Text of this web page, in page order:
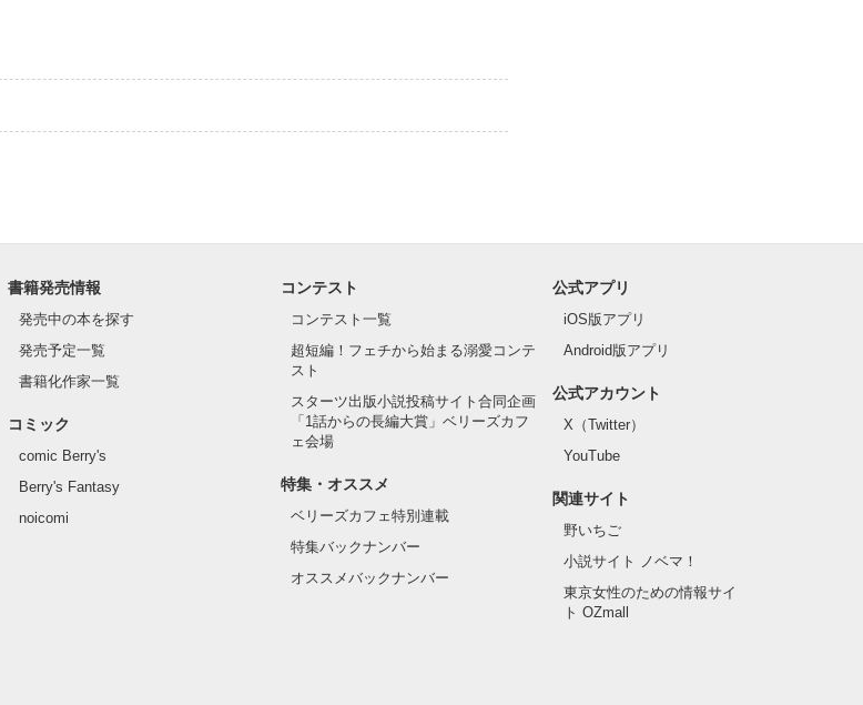
書籍発売情報
発売中の本を探す
発売予定一覧
書籍化作家一覧
コミック
comic Berry's
Berry's Fantasy
noicomi
コンテスト
コンテスト一覧
超短編！フェチから始まる溺愛コンテ
スト
スターツ出版小説投稿サイト合同企画
「1話からの長編大賞」ベリーズカフ
ェ会場
特集・オススメ
ベリーズカフェ特別連載
特集バックナンバー
オススメバックナンバー
公式アプリ
iOS版アプリ
Android版アプリ
公式アカウント
X（Twitter）
YouTube
関連サイト
野いちご
小説サイト ノベマ！
東京女性のための情報サイ
ト OZmall